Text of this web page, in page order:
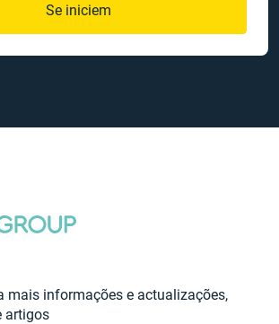
Se iniciem
mais informações e actualizações,
artigos